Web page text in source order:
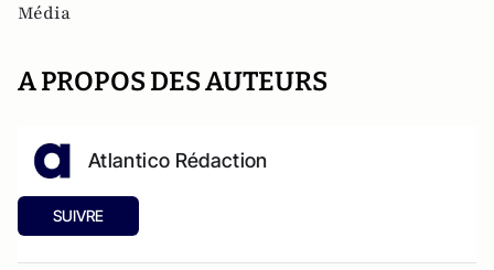
Média
A PROPOS DES AUTEURS
Atlantico Rédaction
SUIVRE